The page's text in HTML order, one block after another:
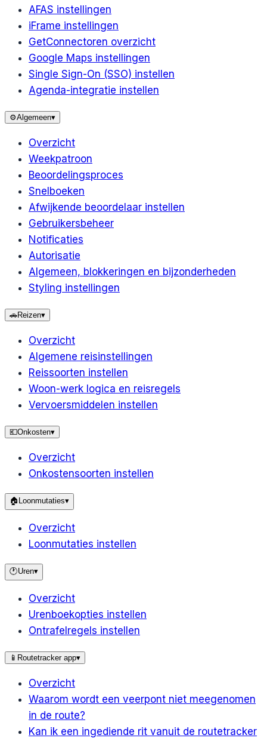
AFAS instellingen
iFrame instellingen
GetConnectoren overzicht
Google Maps instellingen
Single Sign-On (SSO) instellen
Agenda-integratie instellen
⚙️Algemeen▾
Overzicht
Weekpatroon
Beoordelingsproces
Snelboeken
Afwijkende beoordelaar instellen
Gebruikersbeheer
Notificaties
Autorisatie
Algemeen, blokkeringen en bijzonderheden
Styling instellingen
🚗Reizen▾
Overzicht
Algemene reisinstellingen
Reissoorten instellen
Woon-werk logica en reisregels
Vervoersmiddelen instellen
💶Onkosten▾
Overzicht
Onkostensoorten instellen
🏠 Loonmutaties▾
Overzicht
Loonmutaties instellen
🕐Uren▾
Overzicht
Urenboekopties instellen
Ontrafelregels instellen
📱 Routetracker app▾
Overzicht
Waarom wordt een veerpont niet meegenomen
in de route?
Kan ik een ingediende rit vanuit de routetracker